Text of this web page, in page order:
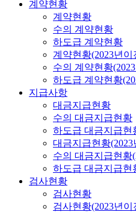
계약현황
계약현황
수의 계약현황
하도급 계약현황
계약현황(2023년이
수의 계약현황
하도급 계약현황
지급사항
대금지급현황
수의 대금지급현황
하도급 대금지급현
대금지급현황(2023
수의 대금지급현황
하도급 대금지급현
검사현황
검사현황
검사현황(2023년이